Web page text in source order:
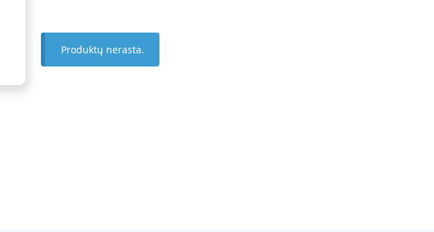
Produktų nerasta.